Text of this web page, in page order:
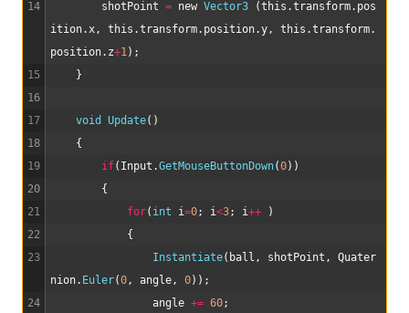
14
15
16
17
18
19
20
21
22
23
24
shotPoint = new Vector3 (this .transform. pos
ition.x, this .transform. position.y, this .transform.
position. z+1) ;
}
void Update( )
{
if( Input .GetMouseButtonDown(0) )
{
for( int i=0; i<3; i++
)
{
Instantiate( ball , shotPoint ,
Quater
nion. Euler(0, angle, 0) ) ;
angle += 60;